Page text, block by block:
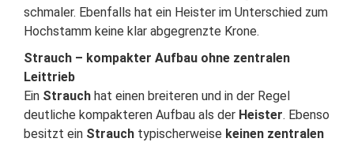
schmaler. Ebenfalls hat ein Heister im Unterschied zum
Hochstamm keine klar abgegrenzte Krone.
Strauch – kompakter Aufbau ohne zentralen
Leittrieb
Ein Strauch hat einen breiteren und in der Regel
deutliche kompakteren Aufbau als der Heister. Ebenso
besitzt ein Strauch typischerweise keinen zentralen